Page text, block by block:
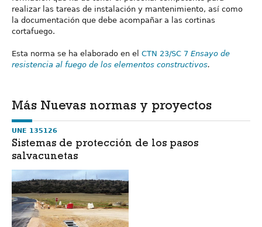
realizar las tareas de instalación y mantenimiento, así como
la documentación que debe acompañar a las cortinas
cortafuego.
Esta norma se ha elaborado en el CTN 23/SC 7 Ensayo de
resistencia al fuego de los elementos constructivos.
Más Nuevas normas y proyectos
UNE 135126
Sistemas de protección de los pasos
salvacunetas